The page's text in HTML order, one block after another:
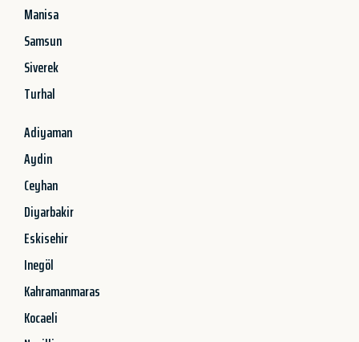
Manisa
Samsun
Siverek
Turhal
Adiyaman
Aydin
Ceyhan
Diyarbakir
Eskisehir
Inegöl
Kahramanmaras
Kocaeli